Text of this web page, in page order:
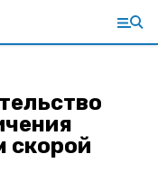
скорой